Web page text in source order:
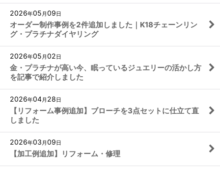
2026年05 月09日
オーダー制作事例を2件追加しました｜K18チェーンリン
グ・プラチナダイヤリング
2026年05 月02日
金・プラチナが高い今、眠っているジュエリーの活かし方
を記事で紹介しました
2026年04月 28日
【リフォーム事例追加】ブローチを3点セットに仕立て直
しました
2026年03 月09日
【加工例追加】リフォーム・修理